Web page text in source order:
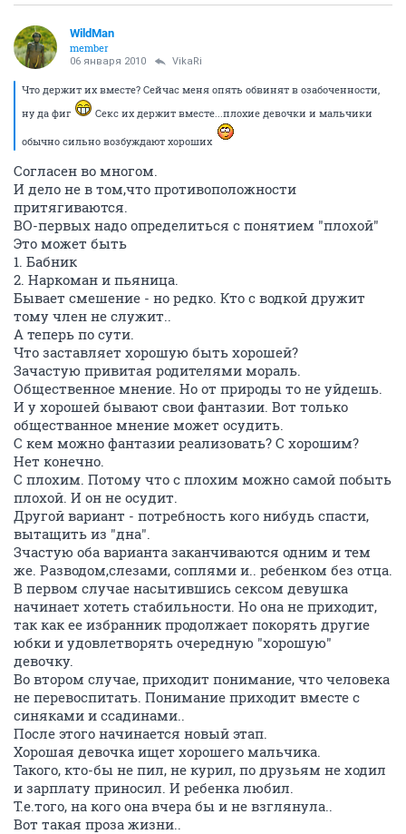
WildMan
member
06 января 2010 VikaRi
Что держит их вместе? Сейчас меня опять обвинят в озабоченности,
ну да фиг
Секс их держит вместе...плохие девочки и мальчики
обычно сильно возбуждают хороших
Согласен во многом.
И дело не в том,что противоположности
притягиваются.
ВО-первых надо определиться с понятием "плохой"
Это может быть
1. Бабник
2. Наркоман и пьяница.
Бывает смешение - но редко. Кто с водкой дружит
тому член не служит..
А теперь по сути.
Что заставляет хорошую быть хорошей?
Зачастую привитая родителями мораль.
Общественное мнение. Но от природы то не уйдешь.
И у хорошей бывают свои фантазии. Вот только
обществанное мнение может осудить.
С кем можно фантазии реализовать? С хорошим?
Нет конечно.
С плохим. Потому что с плохим можно самой побыть
плохой. И он не осудит.
Другой вариант - потребность кого нибудь спасти,
вытащить из "дна".
Зчастую оба варианта заканчиваются одним и тем
же. Разводом,слезами, соплями и.. ребенком без отца.
В первом случае насытившись сексом девушка
начинает хотеть стабильности. Но она не приходит,
так как ее избранник продолжает покорять другие
юбки и удовлетворять очередную "хорошую"
девочку.
Во втором случае, приходит понимание, что человека
не перевоспитать. Понимание приходит вместе с
синяками и ссадинами..
После этого начинается новый этап.
Хорошая девочка ищет хорошего мальчика.
Такого, кто-бы не пил, не курил, по друзьям не ходил
и зарплату приносил. И ребенка любил.
Т.е.того, на кого она вчера бы и не взглянула..
Вот такая проза жизни..